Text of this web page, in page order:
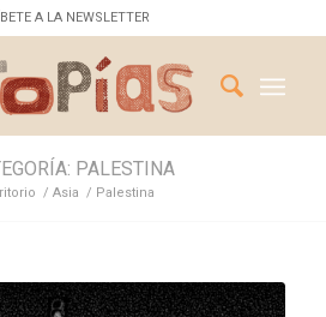
A LA NEWSLETTER
PALESTINA
/ Asia / Palestina